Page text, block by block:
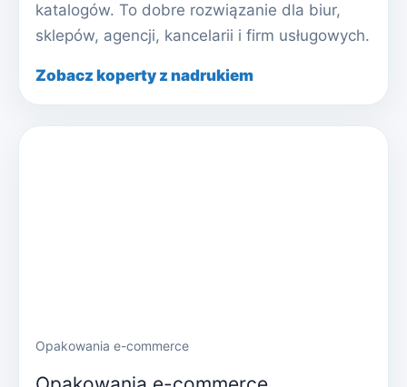
katalogów. To dobre rozwiązanie dla biur,
sklepów, agencji, kancelarii i firm usługowych.
Zobacz koperty z nadrukiem
Opakowania e-commerce